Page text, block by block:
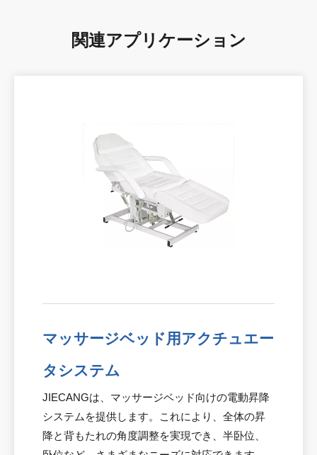
関連アプリケーション
マッサージベッド用アクチュエー
タシステム
JIECANGは、マッサージベッド向けの電動昇降
システムを提供します。これにより、全体の昇
降と背もたれの角度調整を実現でき、半卧位、